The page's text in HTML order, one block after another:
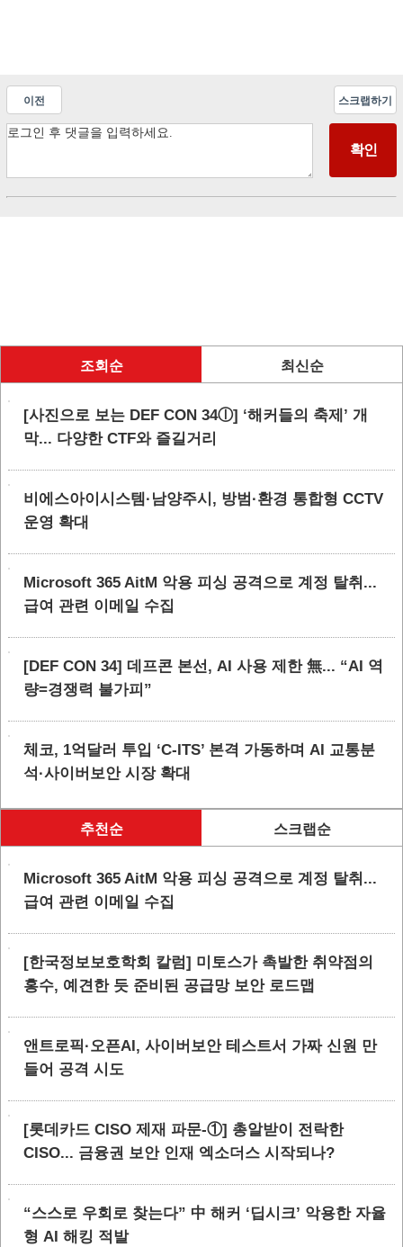
이전 스크랩하기
조회순 최신순
[사진으로 보는 DEF CON 34ⓛ] ‘해커들의 축제’ 개
막... 다양한 CTF와 즐길거리
비에스아이시스템·남양주시, 방범·환경 통합형 CCTV
운영 확대
Microsoft 365 AitM 악용 피싱 공격으로 계정 탈취...
급여 관련 이메일 수집
[DEF CON 34] 데프콘 본선, AI 사용 제한 無... “AI 역
량=경쟁력 불가피”
체코, 1억달러 투입 ‘C-ITS’ 본격 가동하며 AI 교통분
석·사이버보안 시장 확대
추천순 스크랩순
Microsoft 365 AitM 악용 피싱 공격으로 계정 탈취...
급여 관련 이메일 수집
[한국정보보호학회 칼럼] 미토스가 촉발한 취약점의
홍수, 예견한 듯 준비된 공급망 보안 로드맵
앤트로픽·오픈AI, 사이버보안 테스트서 가짜 신원 만
들어 공격 시도
[롯데카드 CISO 제재 파문-①] 총알받이 전락한
CISO... 금융권 보안 인재 엑소더스 시작되나?
“스스로 우회로 찾는다” 中 해커 ‘딥시크’ 악용한 자율
형 AI 해킹 적발